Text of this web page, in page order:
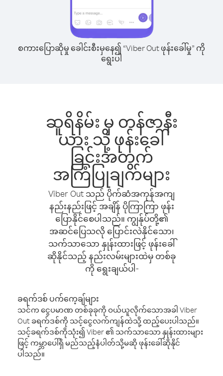
စကားပြောဆိုမှု ခေါင်းစီးမှနေ၍ “Viber Out ဖုန်းခေါ်မှု” ကို
ရွေးပါ
ဆူရိနိမ်း မှ တန်ဇာနီး
ယား သို့ ဖုန်းခေါ်
ခြင်းအတွက်
အကြံပြုချက်များ
Viber Out သည် ပိုက်ဆံအကုန်အကျ
နည်းနည်းဖြင့် အချိန် ပိုကြာကြာ ဖုန်း
ပြောနိုင်စေပါသည်။ ကျွန်ုပ်တို့၏
အဆင်ပြေသလို ပြောင်းလဲနိုင်သော၊
သက်သာသော နှုန်းထားဖြင့် ဖုန်းခေါ်
ဆိုနိုင်သည့် နည်းလမ်းများထဲမှ တစ်ခု
ကို ရွေးချယ်ပါ-
ခရက်ဒစ် ပက်ကေ့ချ်များ
သင်က ငွေပမာဏ တစ်ခုခုကို ဝယ်ယူလိုက်သောအခါ Viber
Out ခရက်ဒစ်ကို သင့်ငွေလက်ကျန်ထဲသို့ ထည့်ပေးပါသည်။
သင့်ခရက်ဒစ်ကိုသုံး၍ Viber ၏ သက်သာသော နှုန်းထားများ
ဖြင့် ကမ္ဘာပေါ်ရှိ မည်သည့်နံပါတ်သို့မဆို ဖုန်းခေါ်ဆိုနိုင်
ပါသည်။